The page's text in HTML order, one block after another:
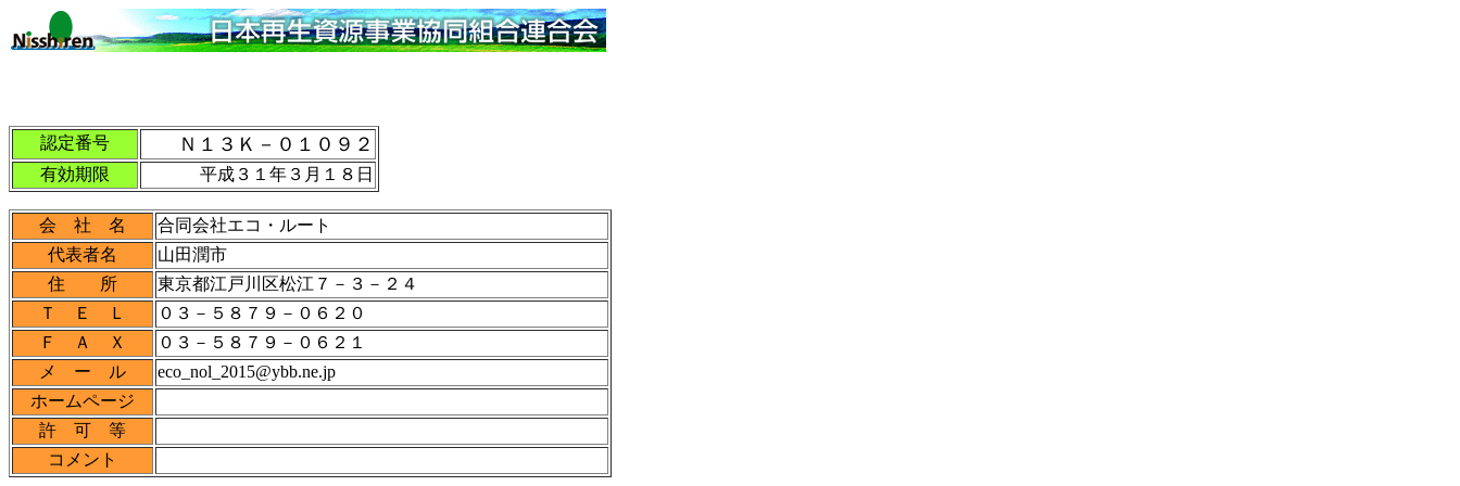
認定番号 Ｎ１３Ｋ－０１０９２
有効期限 平成３１年３月１８日
会 社 名
合同会社エコ・ルート
代表者名
山田潤市
住 所
東京都江戸川区松江７－３－２４
Ｔ Ｅ Ｌ
０３－５８７９－０６２０
Ｆ Ａ Ｘ
０３－５８７９－０６２１
メ ー ル
eco_nol_2015@ybb.ne.jp
ホームページ
許 可 等
コメント